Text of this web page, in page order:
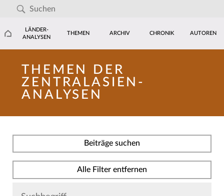
LÄNDER-
ANALYSEN
THEMEN ARCHIV CHRONIK AUTOREN
THEMEN DER
ZENTRALASIEN-
ANALYSEN
Beiträge suchen
Alle Filter entfernen